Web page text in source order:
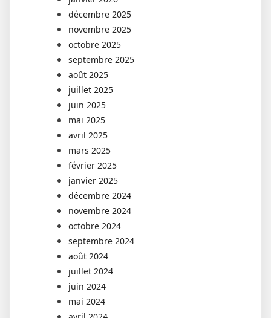
décembre 2025
novembre 2025
octobre 2025
septembre 2025
août 2025
juillet 2025
juin 2025
mai 2025
avril 2025
mars 2025
février 2025
janvier 2025
décembre 2024
novembre 2024
octobre 2024
septembre 2024
août 2024
juillet 2024
juin 2024
mai 2024